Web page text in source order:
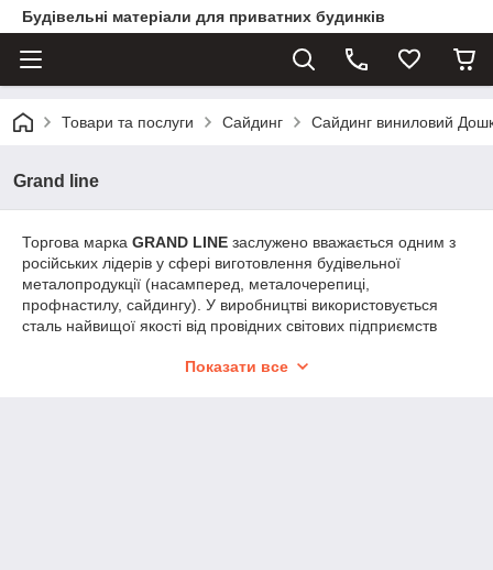
Будівельні матеріали для приватних будинків
Товари та послуги Сайдинг Сайдинг виниловий
Grand line
Торгова марка GRAND LINE заслужено вважається одним з
російських лідерів у сфері виготовлення будівельної
металопродукції (насамперед, металочерепиці,
профнастилу, сайдингу). У виробництві використовується
сталь найвищої якості від провідних світових підприємств
В даний час продукція випускається на 5 підприємствах,
Показати все